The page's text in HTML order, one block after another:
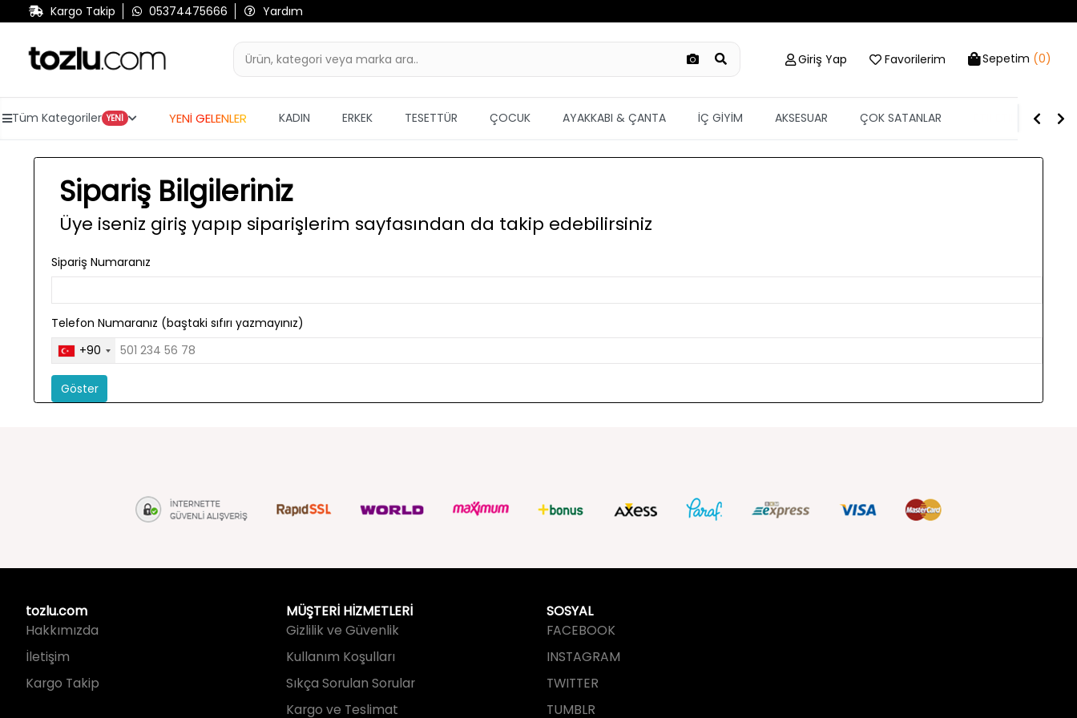
Kargo Takip 05374475666 Yardım
Giriş Yap Favorilerim Sepetim (0)
Tüm Kategoriler YENİ YENİ GELENLER KADIN ERKEK TESETTÜR ÇOCUK AYAKKABI & ÇANTA İÇ GİYİM AKSESUAR ÇOK SATANLAR ETİKETİN YARISI
Sipariş Bilgileriniz
Üye iseniz giriş yapıp siparişlerim sayfasından da takip edebilirsiniz
Sipariş Numaranız
Telefon Numaranız (baştaki sıfırı yazmayınız)
+90
Göster
tozlu.com
Hakkımızda
İletişim
Kargo Takip
MÜŞTERİ HİZMETLERİ
Gizlilik ve Güvenlik
Kullanım Koşulları
Sıkça Sorulan Sorular
Kargo ve Teslimat
SOSYAL
FACEBOOK
INSTAGRAM
TWITTER
TUMBLR